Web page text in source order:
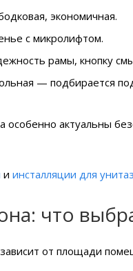
экономичная.
с микролифтом.
рамы, кнопку
— подбирается
особенно актуальны
и инсталляции для
что
от площади